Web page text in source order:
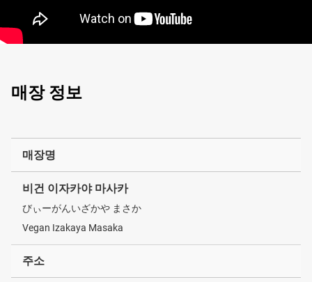
매장 정보
매장명
비건 이자카야 마사카
びぃーがんいざかや まさか
Vegan Izakaya Masaka
주소